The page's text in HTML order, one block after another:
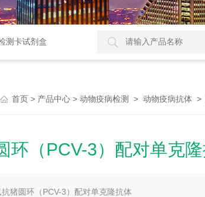
测卡试剂盒
首页 > 产品中心 > 动物疫病检测 > 动物疫病抗体 >
环（PCV-3）配对单克
抗猪圆环（PCV-3）配对单克隆抗体